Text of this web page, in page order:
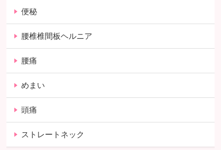
便秘
腰椎椎間板ヘルニア
腰痛
めまい
頭痛
ストレートネック